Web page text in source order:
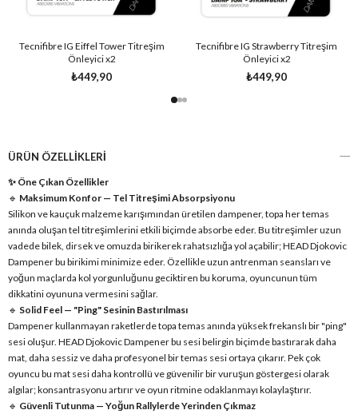
Tecnifibre IG Eiffel Tower Titreşim
Önleyici x2
₺449,90
Tecnifibre IG Strawberry Titreşim
Önleyici x2
₺449,90
ÜRÜN ÖZELLIKLERI
✨ Öne Çıkan Özellikler
🔹 Maksimum Konfor — Tel Titreşimi Absorpsiyonu
Silikon ve kauçuk malzeme karışımından üretilen dampener, topa her temas
anında oluşan tel titreşimlerini etkili biçimde absorbe eder. Bu titreşimler uzun
vadede bilek, dirsek ve omuzda birikerek rahatsızlığa yol açabilir; HEAD Djokovic
Dampener bu birikimi minimize eder. Özellikle uzun antrenman seansları ve
yoğun maçlarda kol yorgunluğunu geciktiren bu koruma, oyuncunun tüm
dikkatini oyununa vermesini sağlar.
🔹 Solid Feel — "Ping" Sesinin Bastırılması
Dampener kullanmayan raketlerde topa temas anında yüksek frekanslı bir "ping"
sesi oluşur. HEAD Djokovic Dampener bu sesi belirgin biçimde bastırarak daha
mat, daha sessiz ve daha profesyonel bir temas sesi ortaya çıkarır. Pek çok
oyuncu bu mat sesi daha kontrollü ve güvenilir bir vuruşun göstergesi olarak
algılar; konsantrasyonu artırır ve oyun ritmine odaklanmayı kolaylaştırır.
🔹 Güvenli Tutunma — Yoğun Rallylerde Yerinden Çıkmaz